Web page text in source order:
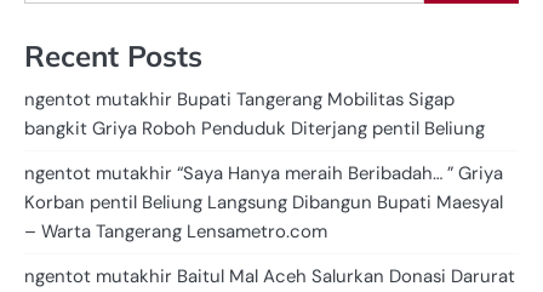
Recent Posts
ngentot mutakhir Bupati Tangerang Mobilitas Sigap
bangkit Griya Roboh Penduduk Diterjang pentil Beliung
ngentot mutakhir “Saya Hanya meraih Beribadah… ” Griya
Korban pentil Beliung Langsung Dibangun Bupati Maesyal
– Warta Tangerang Lensametro.com
ngentot mutakhir Baitul Mal Aceh Salurkan Donasi Darurat